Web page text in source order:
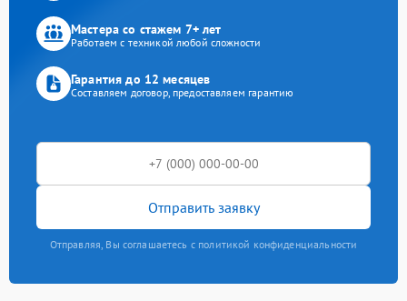
Мастера со стажем 7+ лет
Работаем с техникой любой сложности
Гарантия до 12 месяцев
Составляем договор, предоставляем гарантию
Отправить заявку
Отправляя, Вы соглашаетесь с политикой конфиденциальности